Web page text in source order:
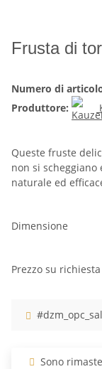
Frusta di
Numero di
Produttore:
Queste fruste
non si
naturale ed
Dimensione
Prezzo su richiesta
Sono